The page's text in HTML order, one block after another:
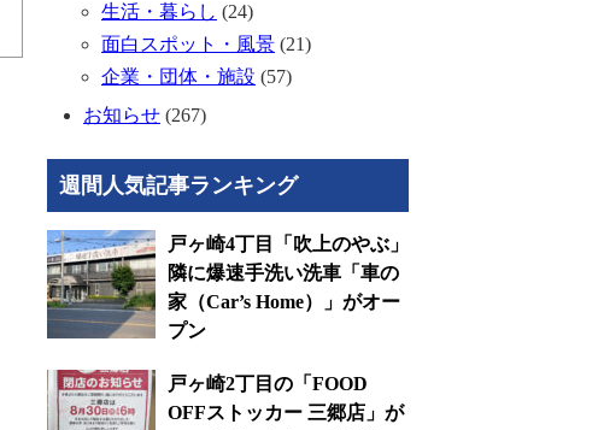
生活・暮らし (24)
面白スポット・風景 (21)
企業・団体・施設 (57)
お知らせ (267)
週間人気記事ランキング
戸ヶ崎4丁目「吹上のやぶ」
隣に爆速手洗い洗車「車の
家（Car’s Home）」がオー
プン
戸ヶ崎2丁目の「FOOD
OFFストッカー 三郷店」が